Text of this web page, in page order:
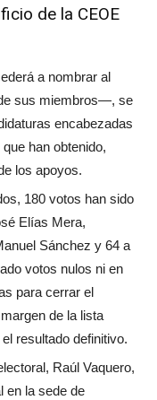
de la CEOE
a nombrar al
sus miembros—, se
encabezadas
han obtenido,
los apoyos.
180 votos han sido
Elías Mera,
Sánchez y 64 a
votos nulos ni en
para cerrar el
de la lista
resultado definitivo.
Raúl Vaquero,
en la sede de